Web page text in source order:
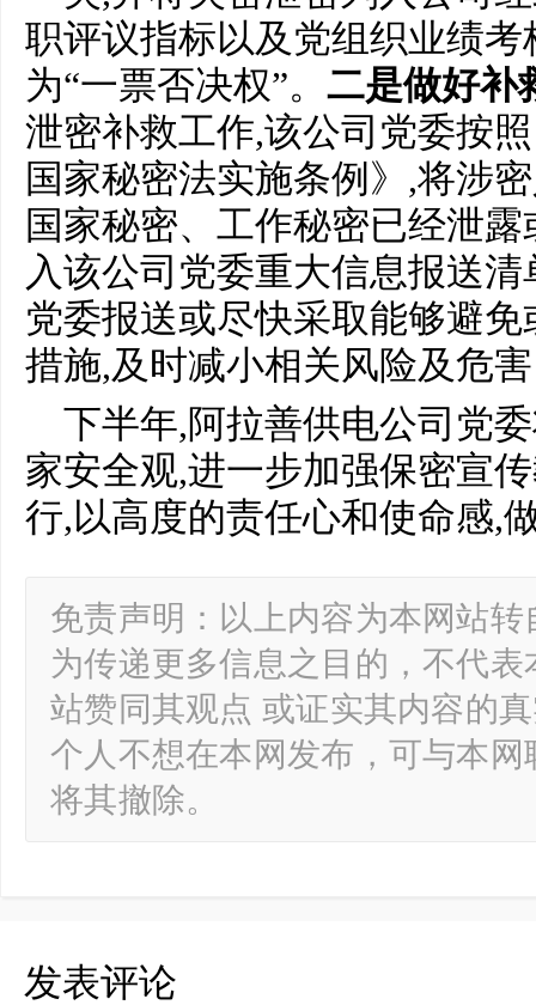
职评议指标以及党组织业绩
为“一票否决权”。 二是做好补
泄密补救工作,该公司党委按
国家秘密法实施条例》,将涉
国家秘密、工作秘密已经泄
入该公司党委重大信息报送
党委报送或尽快采取能够避
措施,及时减小相关风险及危
下半年,阿拉善供电公司党
家安全观,进一步加强保密宣
行,以高度的责任心和使命感,
免责声明：以上内容为本网站
为传递更多信息之目的，不代
站赞同其观点 或证实其内容的
个人不想在本网发布，可与本
将其撤除。
发表评论